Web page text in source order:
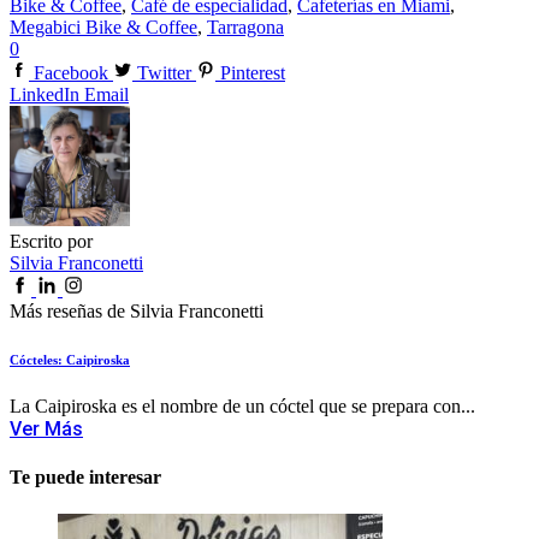
Bike & Coffee, Café de especialidad, Cafeterías en Miami,
Megabici Bike & Coffee, Tarragona
0
Facebook
Twitter
Pinterest
LinkedIn Email
Escrito por
Silvia Franconetti
Más reseñas de Silvia Franconetti
Cócteles: Caipiroska
La Caipiroska es el nombre de un cóctel que se prepara con...
Ver Más
Te puede interesar